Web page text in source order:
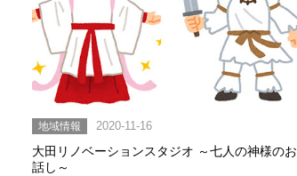
地域情報 2020-11-16
大田リノベーションスタジオ ～七人の神様のお
話し～